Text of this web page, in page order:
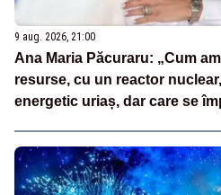
9 aug. 2026, 21:00
Ana Maria Păcuraru: „Cum
resurse, cu un reactor
energetic uriaș, dar care se